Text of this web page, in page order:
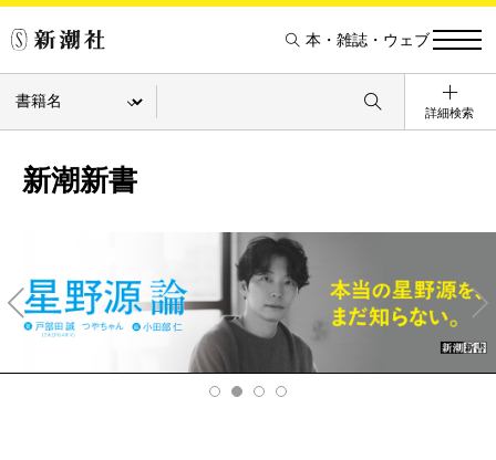
本・雑誌・ウェブ
詳細検索
新潮新書
v
Ne
xt